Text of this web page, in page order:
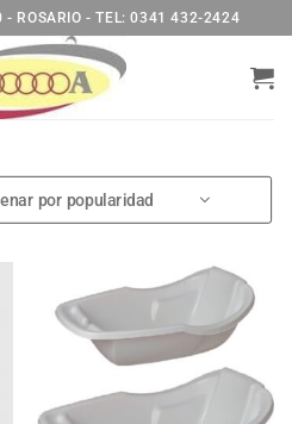
ROSARIO - TEL: 0341 432-2424